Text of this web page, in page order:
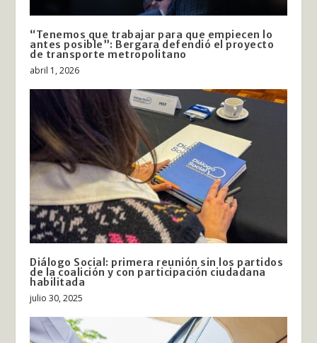
“Tenemos que trabajar para que empiecen lo
antes posible”: Bergara defendió el proyecto
de transporte metropolitano
abril 1, 2026
Diálogo Social: primera reunión sin los partidos
de la coalición y con participación ciudadana
habilitada
julio 30, 2025